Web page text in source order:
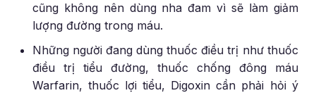
cũng không nên dùng nha đam vì sẽ làm giảm
lượng đường trong máu.
Những người đang dùng thuốc điều trị như thuốc
điều trị tiểu đường, thuốc chống đông máu
Warfarin, thuốc lợi tiểu, Digoxin cần phải hỏi ý